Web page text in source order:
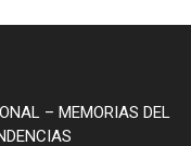
– MEMORIAS DEL